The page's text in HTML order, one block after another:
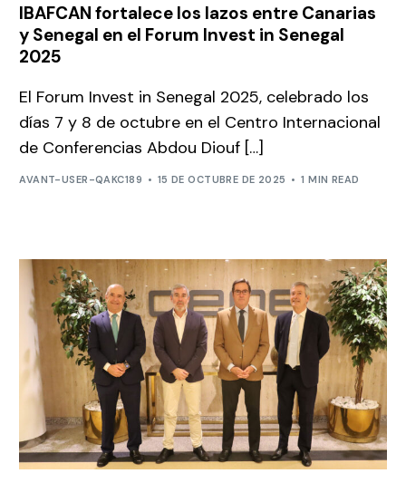
IBAFCAN fortalece los lazos entre Canarias
y Senegal en el Forum Invest in Senegal
2025
El Forum Invest in Senegal 2025, celebrado los
días 7 y 8 de octubre en el Centro Internacional
de Conferencias Abdou Diouf […]
AVANT-USER-QAKC189 15 DE OCTUBRE DE 2025 1 MIN READ